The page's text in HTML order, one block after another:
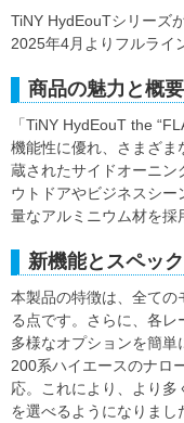
TiNY HydEouTシリーズ
2025年4月よりフルライ
商品の魅力と概要
「TiNY HydEouT the
機能性に優れ、さまざま
蔵されたサイドオーニン
ウトドアやビジネスシ
量なアルミニウム材を採
新機能とスペック
本製品の特徴は、全て
る点です。さらに、各レ
多様なオプションを簡単
200系ハイエースのナロ
応。これにより、より
を選べるようになりまし